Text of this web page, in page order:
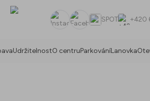
InstagramFacebookSPOT +420
UdržitelnostO centruParkováníLanovka